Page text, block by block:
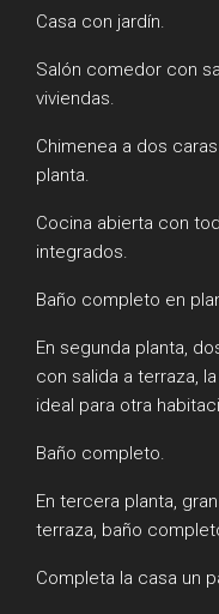
Casa con jardín.
Salón comedor con
viviendas.
Chimenea a dos
planta.
Cocina abierta con
integrados.
Baño completo en
En segunda planta,
con salida a terraza,
ideal para otra
Baño completo.
En tercera planta,
terraza, baño
Completa la casa un